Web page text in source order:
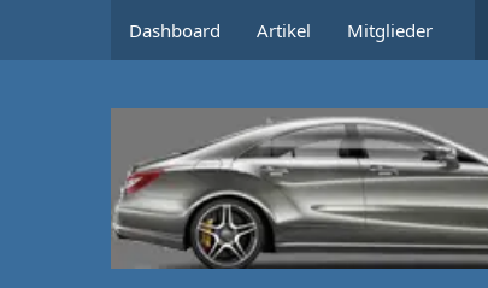
Dashboard Artikel Mitglieder